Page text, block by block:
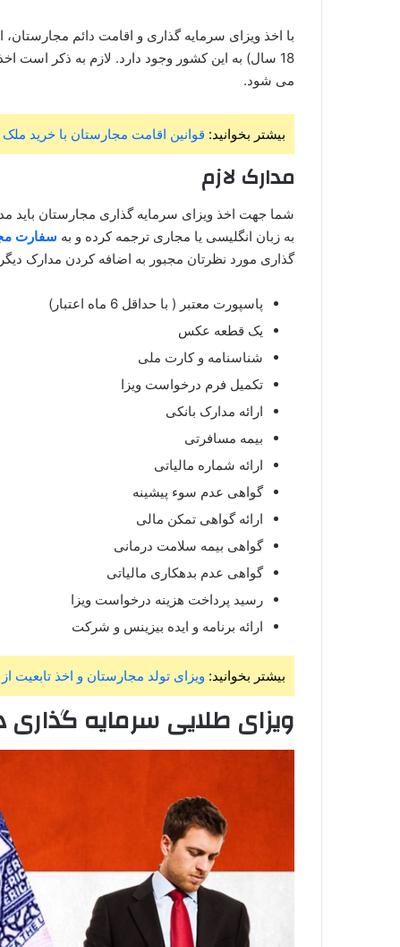
با اخذ ویزای سرمایه گذاری و اقامت دائم
18 سال) به این کشور وجود دارد. لازم به ذكر
می شود.
بیشتر بخوانید: قوانین اقامت مجارستان با خرید ملک
مدارک لازم
شما جهت اخذ ویزای سرمایه گذاری مجارستان باید
به زبان انگلیسی یا مجاری ترجمه کرده و به سفارت
گذاری مورد نظرتان مجبور به اضافه کردن مدارک
پاسپورت معتبر ( با حداقل 6 ماه اعتبار)
یک قطعه عکس
شناسنامه و کارت ملی
تکمیل فرم درخواست ویزا
ارائه مدارک بانکی
بیمه مسافرتی
ارائه شماره مالیاتی
گواهی عدم سوء پیشینه
ارائه گواهی تمکن مالی
گواهی بیمه سلامت درمانی
گواهی عدم بدهکاری مالیاتی
رسید پرداخت هزینه درخواست ویزا
ارائه برنامه و ایده بیزینس و شرکت
بیشتر بخوانید: ویزای تولد مجارستان و اخذ تابعیت
ویزای طلایی سرمایه گذاری